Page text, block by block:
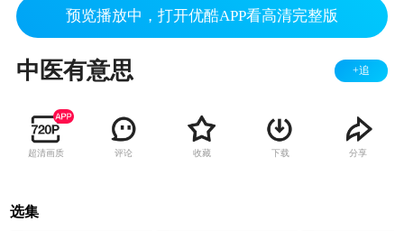
预览播放中，打开优酷APP看高清完整版
中医有意思 +追
超清画质 评论 收藏 下载 分享
选集